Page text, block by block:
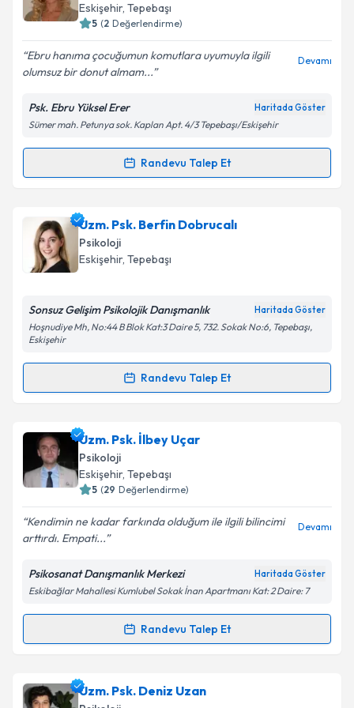
takvim hazırlandığında e-posta ile bilgilendireceğiz.
E-posta Adresiniz
Kişisel verilerimin işlenmesine ilişkinAydınlatma
kapsamda işlenmesini kabul ediyorum.
Eskişehir,Tepebaşı
( Değerlendirme)
Ebru hanıma çocuğumun komutlara uyumuyla ilgili
olumsuz bir donut almam...
Psk. Ebru Yüksel Erer
Sümer mah. Petunya sok. Kaplan Apt. 4/3 Tepebaşı/Eskişehir
Randevu Talep Et
Randevu Takvimi Talebi
Psk. Ebru Yüksel Ereriçin randevu takvimi talebi
oluşturun. Size bu uzmandan randevu almanız için bir
takvim hazırlandığında e-posta ile bilgilendireceğiz.
Kişisel verilerimin işlenmesine ilişkin
Metni'ni okudum ve kişisel verilerimin belirtilen
Takvim Talebini Gönder
Uzm. Psk. Berfin Dobrucalı
Psikoloji
Eskişehir, Tepebaşı
Sonsuz Gelişim Psikolojik Danışmanlık
Hoşnudiye Mh, No:44 B Blok Kat:3 Daire 5, 732. Sokak No:6, Tepebaşı,
Eskişehir
Randevu Talep Et
Randevu Takvimi Talebi
Uzm. Psk. Berfin Dobrucalı
talebi oluşturun. Size bu uzmandan randevu almanız
için bir takvim hazırlandığında e-posta ile
bilgilendireceğiz.
E-posta Adresiniz
Metni'ni okudum ve kişisel verilerimin belirtilen
kapsamda işlenmesini kabul ediyorum.
Takvim Talebini Gönder
Uzm. Psk. İlbey Uçar
Psikoloji
Eskişehir, Tepebaşı
( Değerlendirme)
Kendimin ne kadar farkında olduğum ile ilgili bilincimi
arttırdı. Empati...
Psikosanat Danışmanlık Merkezi
Eskibağlar Mahallesi Kumlubel Sokak İnan Apartmanı Kat: 2 Daire: 7
Randevu Talep Et
Randevu Takvimi Talebi
Uzm. Psk. İlbey Uçariçin randevu takvimi talebi
Uzm. Psk. Deniz Uzan